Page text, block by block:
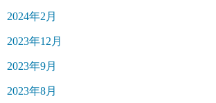
2024年2月
2023年12月
2023年9月
2023年8月